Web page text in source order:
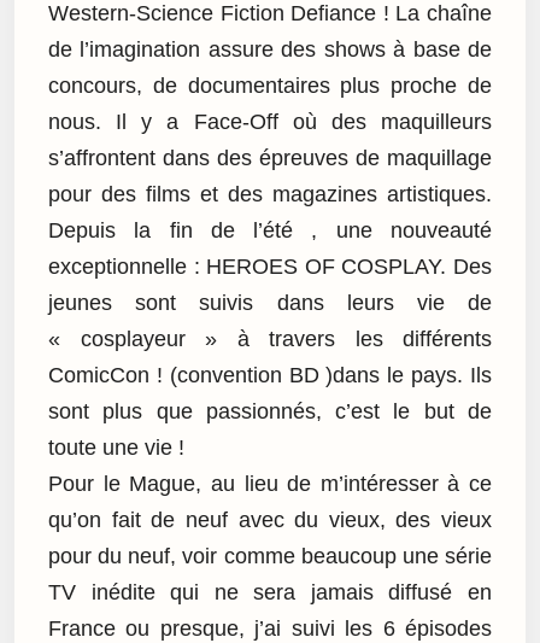
Western-Science Fiction Defiance ! La chaîne
de l’imagination assure des shows à base de
concours, de documentaires plus proche de
nous. Il y a Face-Off où des maquilleurs
s’affrontent dans des épreuves de maquillage
pour des films et des magazines artistiques.
Depuis la fin de l’été , une nouveauté
exceptionnelle : HEROES OF COSPLAY. Des
jeunes sont suivis dans leurs vie de
« cosplayeur » à travers les différents
ComicCon ! (convention BD )dans le pays. Ils
sont plus que passionnés, c’est le but de
toute une vie !
Pour le Mague, au lieu de m’intéresser à ce
qu’on fait de neuf avec du vieux, des vieux
pour du neuf, voir comme beaucoup une série
TV inédite qui ne sera jamais diffusé en
France ou presque, j’ai suivi les 6 épisodes